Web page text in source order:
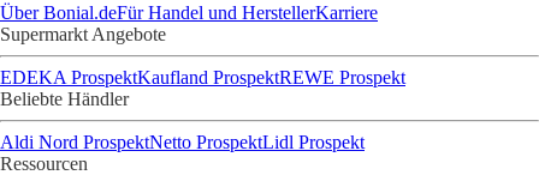
Über Bonial.deFür Handel und HerstellerKarriere
Supermarkt Angebote
EDEKA ProspektKaufland ProspektREWE Prospekt
Beliebte Händler
Aldi Nord ProspektNetto ProspektLidl Prospekt
Ressourcen